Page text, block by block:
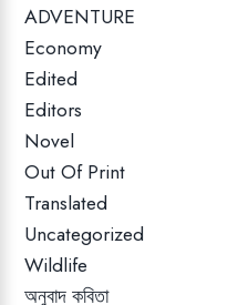
ADVENTURE
Economy
Edited
Editors
Novel
Out Of Print
Translated
Uncategorized
Wildlife
অনুবাদ কবিতা